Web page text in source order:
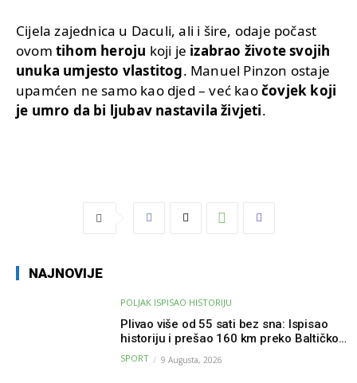
Cijela zajednica u Daculi, ali i šire, odaje počast
ovom tihom heroju koji je izabrao živote svojih
unuka umjesto vlastitog. Manuel Pinzon ostaje
upamćen ne samo kao djed – već kaočovjek koji
je umro da bi ljubav nastavila živjeti.
NAJNOVIJE
POLJAK ISPISAO HISTORIJU
Plivao više od 55 sati bez sna: Ispisao
historiju i prešao 160 km preko Baltičkog
mora – a podvig posvetio djeci oboljeloj
od raka
SPORT 9 Augusta, 2026